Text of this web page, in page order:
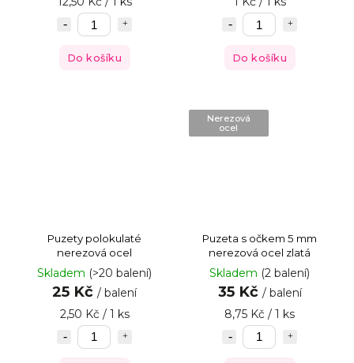
Do košíku Do košíku
Puzety polokulaté
nerezová ocel
Skladem (>20 balení)
25 Kč / balení
2,50 Kč / 1 ks
Nerezová
ocel
Puzeta s očkem 5 mm
nerezová ocel zlatá
Skladem (2 balení)
35 Kč / balení
8,75 Kč / 1 ks